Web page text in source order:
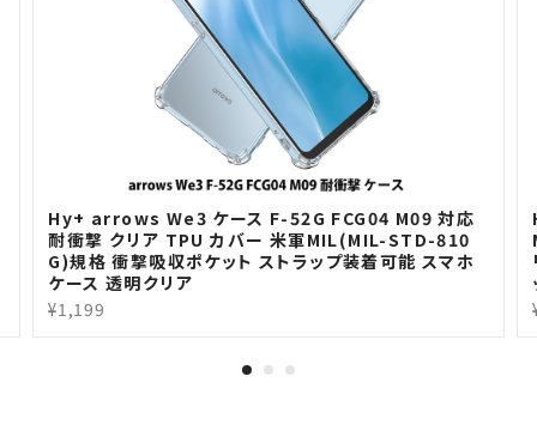
Hy+ arrows We3 ケース F-52G FCG04 M09 対応
耐衝撃 クリア TPU カバー 米軍MIL(MIL-STD-810
G)規格 衝撃吸収ポケット ストラップ装着可能 スマホ
ケース 透明クリア
¥1,199